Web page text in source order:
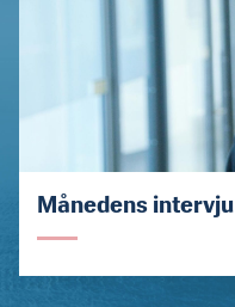
Månedens intervju